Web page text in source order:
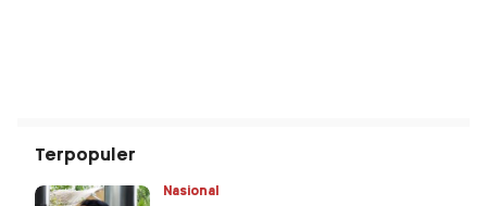
Terpopuler
Nasional